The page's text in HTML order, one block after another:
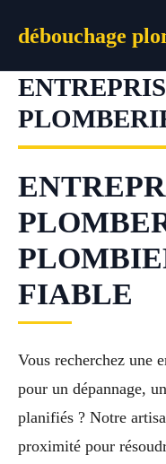
débouchage
FIABLE
Vous recherchez une
pour un dépannage,
planifiés ? Notre
proximité pour